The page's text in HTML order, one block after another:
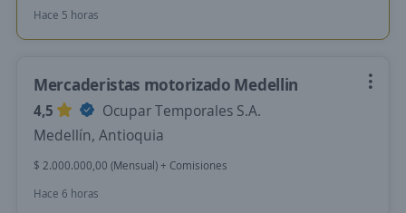
Hace 5 horas
Mercaderistas motorizado Medellin
4,5
Ocupar Temporales S.A.
Medellín, Antioquia
$ 2.000.000,00 (Mensual) + Comisiones
Hace 6 horas